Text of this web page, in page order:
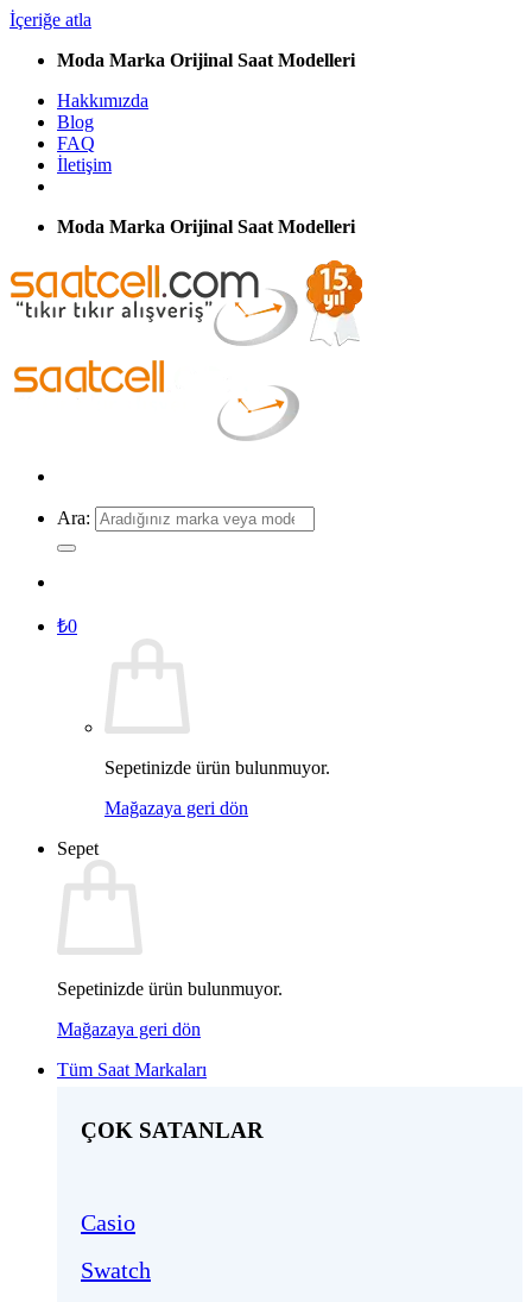
İçeriğe atla
Moda Marka Orijinal Saat Modelleri
Hakkımızda
Blog
FAQ
İletişim
Moda Marka Orijinal Saat Modelleri
Ara:
₺0
Sepetinizde ürün bulunmuyor.
Mağazaya geri dön
Sepet
Sepetinizde ürün bulunmuyor.
Mağazaya geri dön
Tüm Saat Markaları
ÇOK SATANLAR
Casio
Swatch